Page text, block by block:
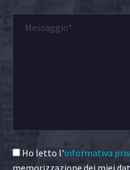
Ho letto l'informativa
memorizzazione dei miei